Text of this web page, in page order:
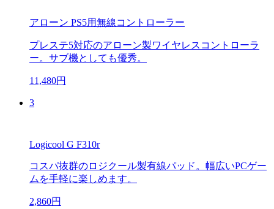
アローン PS5用無線コントローラー
プレステ5対応のアローン製ワイヤレスコントローラ
ー。サブ機としても優秀。
11,480円
3
Logicool G F310r
コスパ抜群のロジクール製有線パッド。幅広いPCゲー
ムを手軽に楽しめます。
2,860円